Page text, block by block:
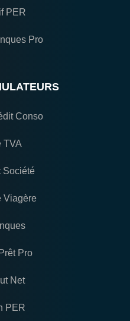
PER
Pro
Conso
TVA
Société
Viagère
Pro
Net
PER